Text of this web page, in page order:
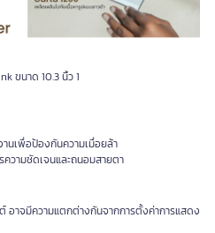
ขนาด 10.3 นิ้ว 1
นเพื่อป้องกันความเมื่อยล้า
ความชัดเจนและถนอมสายตา
าจมีความแตกต่างกันจากการตั้งค่าการแสดง